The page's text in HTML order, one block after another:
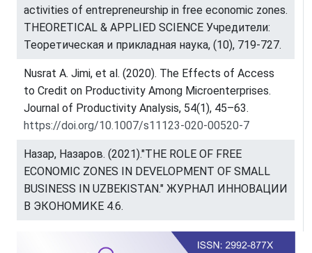
activities of entrepreneurship in free economic zones.
THEORETICAL & APPLIED SCIENCE Учредители:
Теоретическая и прикладная наука, (10), 719-727.
Nusrat A. Jimi, et al. (2020). The Effects of Access
to Credit on Productivity Among Microenterprises.
Journal of Productivity Analysis, 54(1), 45–63.
https://doi.org/10.1007/s11123-020-00520-7
Назар, Назаров. (2021)."THE ROLE OF FREE
ECONOMIC ZONES IN DEVELOPMENT OF SMALL
BUSINESS IN UZBEKISTAN." ЖУРНАЛ ИННОВАЦИИ
В ЭКОНОМИКЕ 4.6.